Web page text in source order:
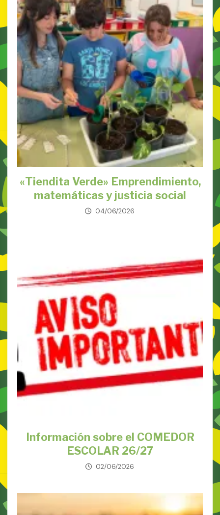
«Tiendita Verde» Emprendimiento,
matemáticas y justicia social
04/06/2026
Información sobre el COMEDOR
ESCOLAR 26/27
02/06/2026